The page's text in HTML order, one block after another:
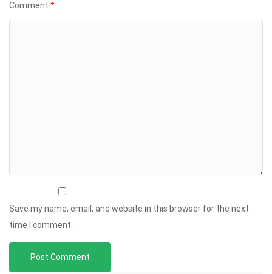
Comment *
Save my name, email, and website in this browser for the next
time I comment.